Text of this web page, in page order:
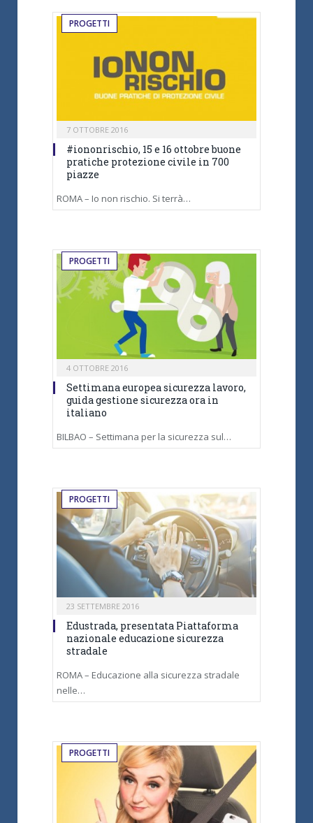
PROGETTI
7 OTTOBRE 2016
#iononrischio, 15 e 16 ottobre buone
pratiche protezione civile in 700
piazze
ROMA – Io non rischio. Si terrà…
PROGETTI
4 OTTOBRE 2016
Settimana europea sicurezza lavoro,
guida gestione sicurezza ora in
italiano
BILBAO – Settimana per la sicurezza sul…
PROGETTI
23 SETTEMBRE 2016
Edustrada, presentata Piattaforma
nazionale educazione sicurezza
stradale
ROMA – Educazione alla sicurezza stradale
nelle…
PROGETTI